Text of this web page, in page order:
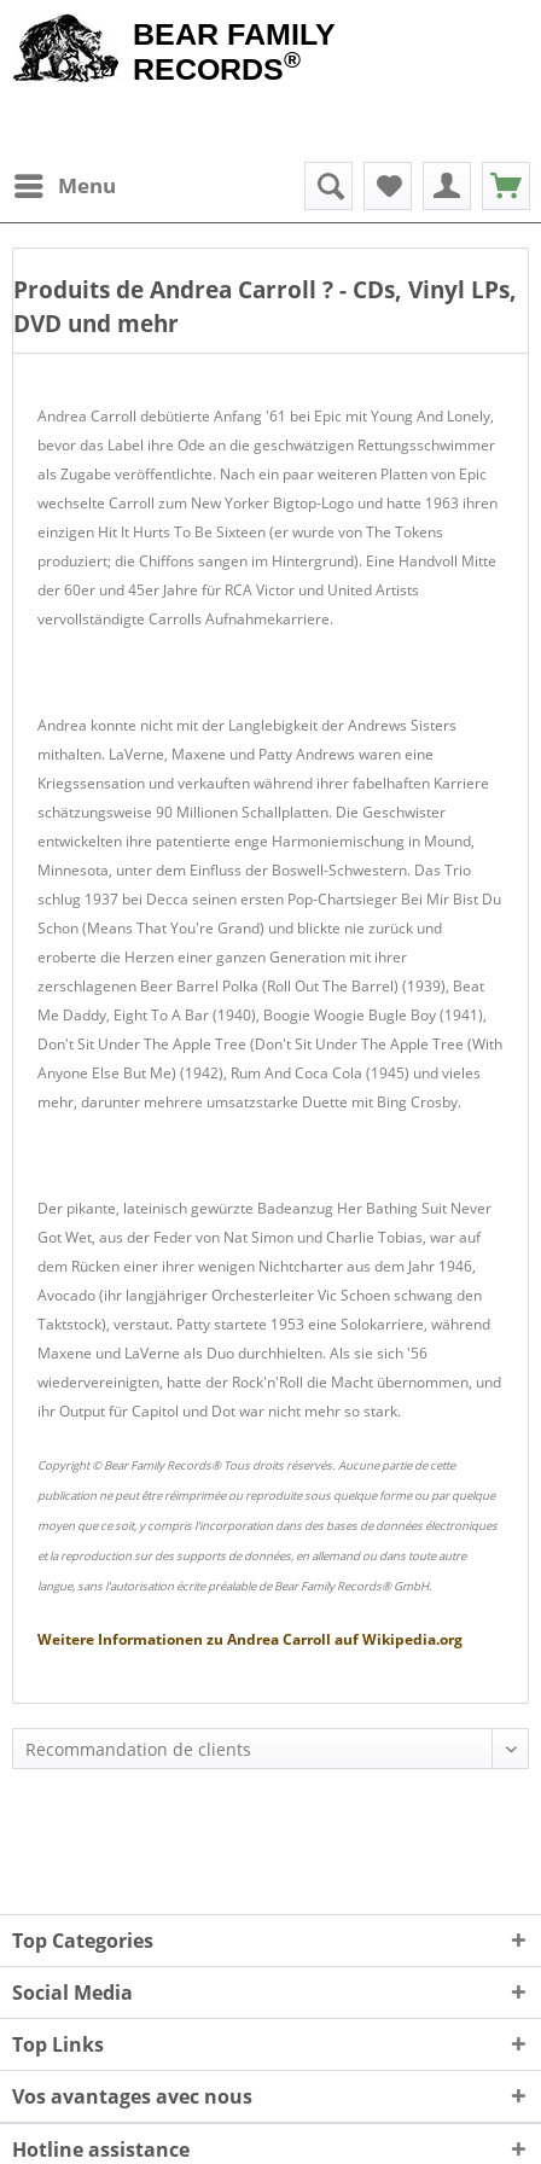
BEAR FAMILY
RECORDS®
Menu
Produits deAndrea Carroll ? - CDs, Vinyl LPs,
DVD und mehr
Andrea Carroll debütierte Anfang '61 bei Epic mit Young And Lonely,
bevor das Label ihre Ode an die geschwätzigen Rettungsschwimmer
als Zugabe veröffentlichte. Nach ein paar weiteren Platten von Epic
wechselte Carroll zum New Yorker Bigtop-Logo und hatte 1963 ihren
einzigen Hit It Hurts To Be Sixteen (er wurde von The Tokens
produziert; die Chiffons sangen im Hintergrund). Eine Handvoll Mitte
der 60er und 45er Jahre für RCA Victor und United Artists
vervollständigte Carrolls Aufnahmekarriere.
Andrea konnte nicht mit der Langlebigkeit der Andrews Sisters
mithalten. LaVerne, Maxene und Patty Andrews waren eine
Kriegssensation und verkauften während ihrer fabelhaften Karriere
schätzungsweise 90 Millionen Schallplatten. Die Geschwister
entwickelten ihre patentierte enge Harmoniemischung in Mound,
Minnesota, unter dem Einfluss der Boswell-Schwestern. Das Trio
schlug 1937 bei Decca seinen ersten Pop-Chartsieger Bei Mir Bist Du
Schon (Means That You're Grand) und blickte nie zurück und
eroberte die Herzen einer ganzen Generation mit ihrer
zerschlagenen Beer Barrel Polka (Roll Out The Barrel) (1939), Beat
Me Daddy, Eight To A Bar (1940), Boogie Woogie Bugle Boy (1941),
Don't Sit Under The Apple Tree (Don't Sit Under The Apple Tree (With
Anyone Else But Me) (1942), Rum And Coca Cola (1945) und vieles
mehr, darunter mehrere umsatzstarke Duette mit Bing Crosby.
Der pikante, lateinisch gewürzte Badeanzug Her Bathing Suit Never
Got Wet, aus der Feder von Nat Simon und Charlie Tobias, war auf
dem Rücken einer ihrer wenigen Nichtcharter aus dem Jahr 1946,
Avocado (ihr langjähriger Orchesterleiter Vic Schoen schwang den
Taktstock), verstaut. Patty startete 1953 eine Solokarriere, während
Maxene und LaVerne als Duo durchhielten. Als sie sich '56
wiedervereinigten, hatte der Rock'n'Roll die Macht übernommen, und
ihr Output für Capitol und Dot war nicht mehr so stark.
Copyright © Bear Family Records® Tous droits réservés. Aucune partie de cette
publication ne peut être réimprimée ou reproduite sous quelque forme ou par quelque
moyen que ce soit, y compris l'incorporation dans des bases de données électroniques
et la reproduction sur des supports de données, en allemand ou dans toute autre
langue, sans l'autorisation écrite préalable de Bear Family Records® GmbH.
Weitere Informationen zu Andrea Carroll aufWikipedia.org
Top Categories
Social Media
Top Links
Vos avantages avec nous
Hotline assistance